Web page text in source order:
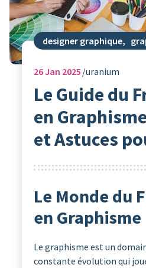
designer graphique,
26Jan 2025 uranium
Le Guide du
en
et Astuces
Le Monde du
en Graphisme
Le graphisme est un
constante évolution qui